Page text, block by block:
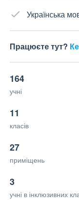
Українська
Працюєте тут?
164
учні
11
класів
27
приміщень
3
учні в інклюзивних